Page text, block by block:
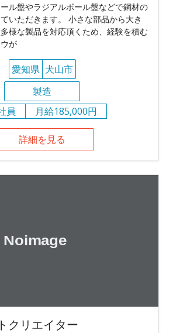
ル盤やラジアルボール盤などで鋼材の
いただきます。 小さな部品から大き
様な製品を対応頂くため、経験を積む
が
愛知県 犬山市
製造
員
月給185,000円
詳細を見る
クリエイター